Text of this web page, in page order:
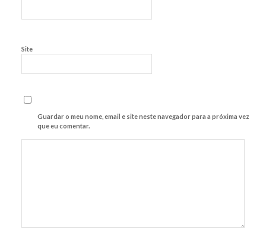
Site
Guardar o meu nome, email e site neste navegador para a próxima vez
que eu comentar.